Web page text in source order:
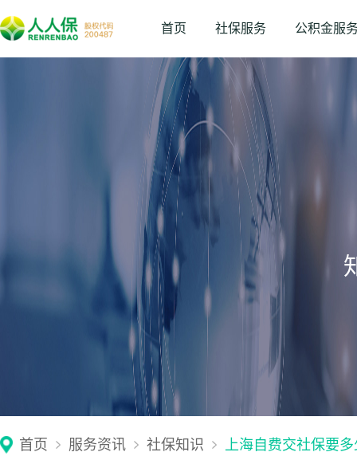
首页 社保服务 公积金服
首页 服务资讯 社保知识 上海自费交社保要